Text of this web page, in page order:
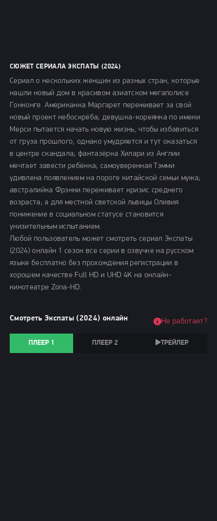
СЮЖЕТ СЕРИАЛА ЭКСПАТЫ (2024)
Сериал о нескольких женщин из разных стран, которые
нашли новый дом в красивом азиатском мегаполисе
Гонконге. Американка Маргарет переживает за свой
новый проект небоскрёба; девушка-кореянка по имени
Мерси пытается начать новую жизнь, чтобы избавиться
от груза прошлого, однако умудряется и тут оказаться
в центре скандала; фантазёрка Хилари из Англии
мечтает завести ребёнка; самоуверенная Тэмми
удивлена появлением на пороге китайской семьи мужа;
австралийка Фрэнни переживает кризис среднего
возраста; а для местной светской львицы Оливия
понижение в социальном статусе становится
унизительным испытанием.
Любой пользователь может смотреть сериал Экспаты
(2024) онлайн 1 сезон все серии в озвучке на русском
языке бесплатно без прохождения регистрации в
хорошем качестве Full HD и UHD 4K на онлайн-
кинотеатре Zona-HD.
Смотреть Экспаты (2024) онлайн
ПЛЕЕР 1 ПЛЕЕР 2 ТРЕЙЛЕР
Не работает?